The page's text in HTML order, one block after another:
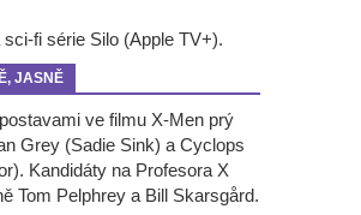
fi série Silo (Apple TV+).
JASNĚ
ve filmu X-Men prý
Grey (Sadie Sink) a Cyclops
Kandidáty na Profesora X
Tom Pelphrey a Bill Skarsgård.